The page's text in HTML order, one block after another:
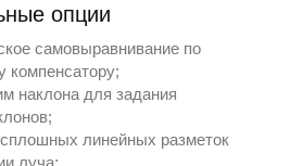
опции
самовыравнивание по
компенсатору;
наклона для задания
сплошных линейных разметок
луча;